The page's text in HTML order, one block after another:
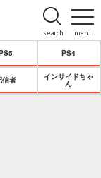
menu
search
PS5 PS4
信者
インサイドちゃ
ん